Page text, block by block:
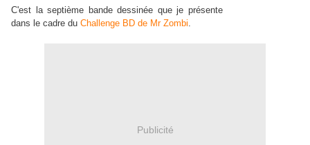
C'est la septième bande dessinée que je présente
dans le cadre du Challenge BD de Mr Zombi.
Publicité